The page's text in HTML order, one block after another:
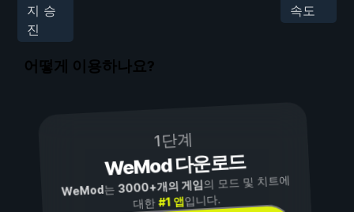
지 승
진
속도
어떻게 이용하나요?
1단계
WeMod 다운로드
WeMod는3000+개의 게임의 모드 및 치트에
대한#1 앱입니다.